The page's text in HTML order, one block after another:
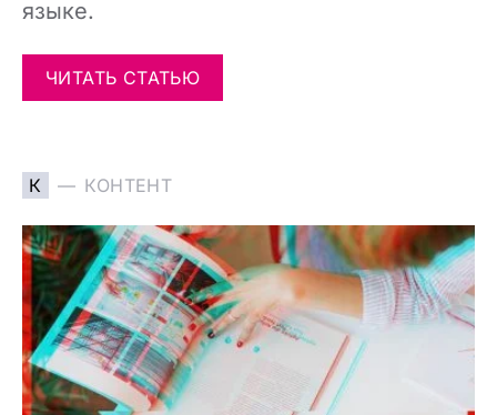
языке.
ЧИТАТЬ СТАТЬЮ
К КОНТЕНТ